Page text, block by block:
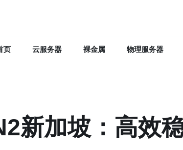
页 云服务器 裸金属 物理服务器
新加坡：高效